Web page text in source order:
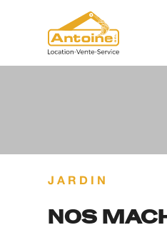
JARDIN
NOS